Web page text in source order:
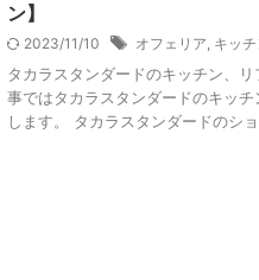
ン】
2023/11/10 オフェリア, キッチ
タカラスタンダードのキッチン、
事ではタカラスタンダードのキッ
します。 タカラスタンダードのシ